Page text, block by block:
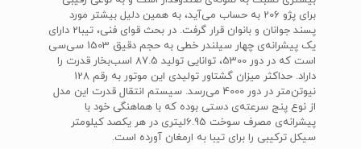
برای پژو 206 به حساب می‌آید، به همین دلیل بیشتر مورد
پسند جوانان و بانوان قرار گرفت. در بحث قوای فنی، تیبا2 دارای
یک پیشرانه‌ی چهار سیلندر خطی به حجم دقیق 1503 سی‌سی
است که در دور 5300‌، توانایی تولید 87.5 اسب‌بخار قدرت را
داراد. حداکثر میزان گشتاور تولیدی این موتور به رقم 128
نیوتن‌متر در دور 4000 می‌رسد. سیستم انتقال قدرت این مدل
از نوع پنج سرعته‌ی دستی بوده که با هماهنگی خود با
پیشرانه‌ی مصرف سوخت 6.95‌لیتری در هر یکصد کیلومتر
سیکل ترکیبی را برای تیبا به ارمغان آورده است.